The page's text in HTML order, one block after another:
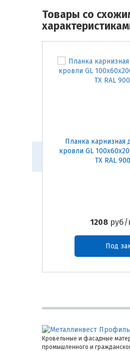
Товары со
Планка карнизная
кровли GL
TX RAL
1208
Под
Кровельные и фасадные
промышленного и